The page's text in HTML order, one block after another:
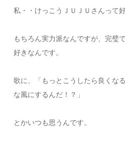
私・・けっこうＪＵＪＵさんって
もちろん実力派なんですが、完璧
好きなんです。
歌に、「もっとこうしたら良くな
な風にするんだ！？」
とかいつも思うんです。